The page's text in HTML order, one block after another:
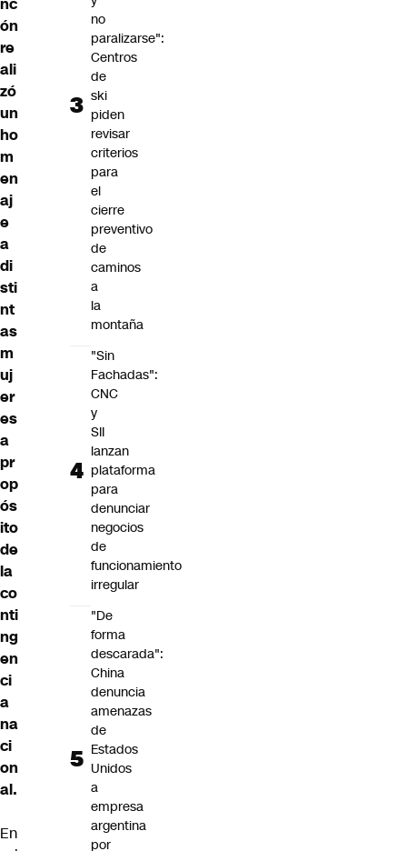
ón
re
ali
zó
un
ho
m
en
aj
e
a
di
sti
nt
as
m
uj
er
es
a
pr
op
ós
ito
de
la
co
nti
ng
en
ci
a
na
ci
on
al.
En
no
paralizarse":
Centros
de
ski
piden
revisar
criterios
para
el
cierre
preventivo
de
caminos
a
la
montaña
"Sin
Fachadas":
CNC
y
SII
lanzan
plataforma
para
denunciar
negocios
de
funcionamiento
irregular
"De
forma
descarada":
China
denuncia
amenazas
de
Estados
Unidos
a
empresa
argentina
por